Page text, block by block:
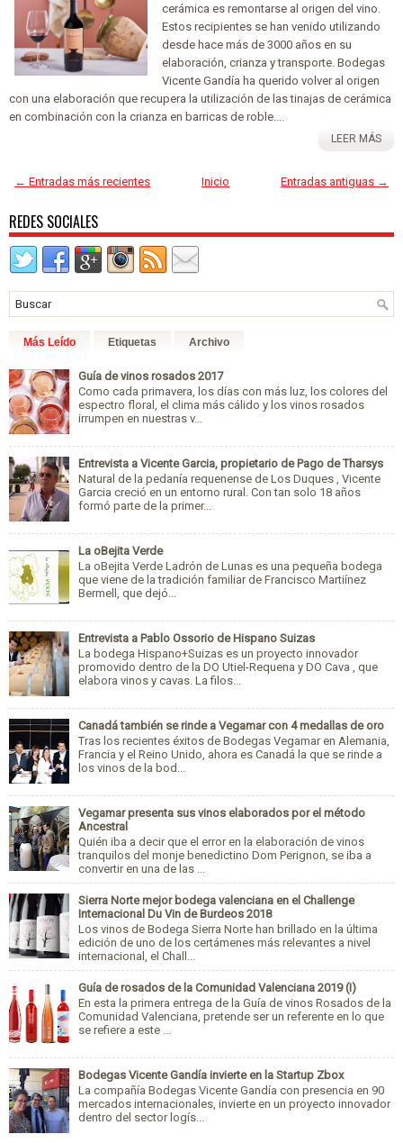
cerámica es remontarse al origen del vino.
Estos recipientes se han venido utilizando
desde hace más de 3000 años en su
elaboración, crianza y transporte. Bodegas
Vicente Gandía ha querido volver al origen
con una elaboración que recupera la utilización de las tinajas de cerámica
en combinación con la crianza en barricas de roble....
LEER MÁS
← Entradas más recientes Entradas antiguas →
Inicio
REDES SOCIALES
Más Leído Etiquetas Archivo
Guía de vinos rosados 2017
Como cada primavera, los días con más luz, los colores del
espectro floral, el clima más cálido y los vinos rosados
irrumpen en nuestras v...
Entrevista a Vicente Garcia, propietario de Pago de Tharsys
Natural de la pedanía requenense de Los Duques , Vicente
Garcia creció en un entorno rural. Con tan solo 18 años
formó parte de la primer...
La oBejita Verde
La oBejita Verde Ladrón de Lunas es una pequeña bodega
que viene de la tradición familiar de Francisco Martiínez
Bermell, que dejó...
Entrevista a Pablo Ossorio de Hispano Suizas
La bodega Hispano+Suizas es un proyecto innovador
promovido dentro de la DO Utiel-Requena y DO Cava , que
elabora vinos y cavas. La filos...
Canadá también se rinde a Vegamar con 4 medallas de oro
Tras los recientes éxitos de Bodegas Vegamar en Alemania,
Francia y el Reino Unido, ahora es Canadá la que se rinde a
los vinos de la bod...
Vegamar presenta sus vinos elaborados por el método
Ancestral
Quién iba a decir que el error en la elaboración de vinos
tranquilos del monje benedictino Dom Perignon, se iba a
convertir en una de las ...
Sierra Norte mejor bodega valenciana en el Challenge
Internacional Du Vin de Burdeos 2018
Los vinos de Bodega Sierra Norte han brillado en la última
edición de uno de los certámenes más relevantes a nivel
internacional, el Chall...
Guía de rosados de la Comunidad Valenciana 2019 (I)
En esta la primera entrega de la Guía de vinos Rosados de la
Comunidad Valenciana, pretende ser un referente en lo que
se refiere a este ...
Bodegas Vicente Gandía invierte en la Startup Zbox
La compañía Bodegas Vicente Gandía con presencia en 90
mercados internacionales, invierte en un proyecto innovador
dentro del sector logís...